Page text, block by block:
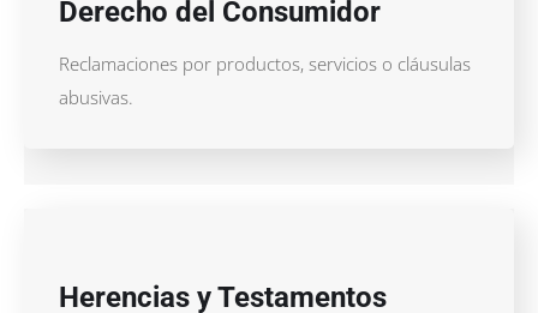
Derecho del Consumidor
Reclamaciones por productos, servicios o cláusulas
abusivas.
Herencias y Testamentos